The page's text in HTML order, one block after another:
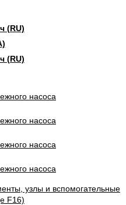
(RU)
(RU)
узлы и вспомогательные
F16)